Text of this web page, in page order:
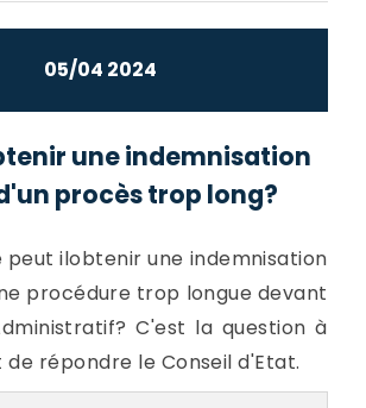
05/04 2024
une indemnisation
procès trop long?
peut ilobtenir une indemnisation
procédure trop longue devant
C'est la question à
de répondre le Conseil d'Etat.